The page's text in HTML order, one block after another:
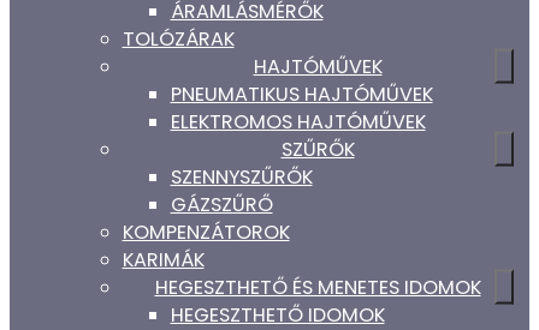
ÁRAMLÁSMÉRŐK
TOLÓZÁRAK
HAJTÓMŰVEK
PNEUMATIKUS HAJTÓMŰVEK
ELEKTROMOS HAJTÓMŰVEK
SZŰRŐK
SZENNYSZŰRŐK
GÁZSZŰRŐ
KOMPENZÁTOROK
KARIMÁK
HEGESZTHETŐ ÉS MENETES IDOMOK
HEGESZTHETŐ IDOMOK